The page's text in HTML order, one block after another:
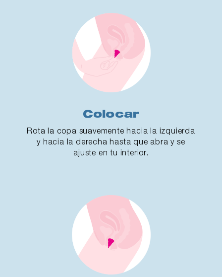
Colocar
Rota la copa suavemente hacia la izquierda
y hacia la derecha hasta que abra y se
ajuste en tu interior.